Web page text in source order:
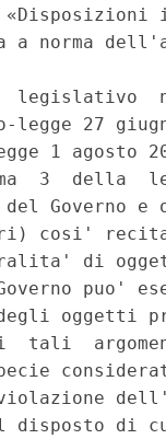
a norma
legislativo
27
1 agosto
3  della
e
cosi'
di
puo'
oggetti
tali
al disposto